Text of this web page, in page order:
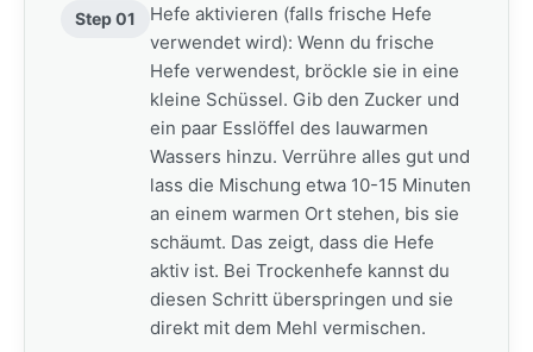
Step 01
Hefe aktivieren (falls frische Hefe
verwendet wird): Wenn du frische
Hefe verwendest, bröckle sie in eine
kleine Schüssel. Gib den Zucker und
ein paar Esslöffel des lauwarmen
Wassers hinzu. Verrühre alles gut und
lass die Mischung etwa 10-15 Minuten
an einem warmen Ort stehen, bis sie
schäumt. Das zeigt, dass die Hefe
aktiv ist. Bei Trockenhefe kannst du
diesen Schritt überspringen und sie
direkt mit dem Mehl vermischen.